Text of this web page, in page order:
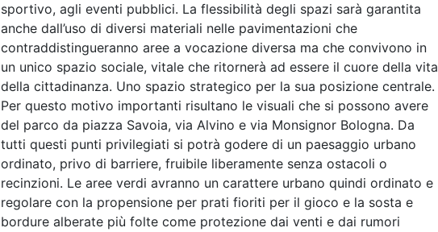
sportivo, agli eventi pubblici. La flessibilità degli spazi sarà garantita
anche dall’uso di diversi materiali nelle pavimentazioni che
contraddistingueranno aree a vocazione diversa ma che convivono in
un unico spazio sociale, vitale che ritornerà ad essere il cuore della vita
della cittadinanza. Uno spazio strategico per la sua posizione centrale.
Per questo motivo importanti risultano le visuali che si possono avere
del parco da piazza Savoia, via Alvino e via Monsignor Bologna. Da
tutti questi punti privilegiati si potrà godere di un paesaggio urbano
ordinato, privo di barriere, fruibile liberamente senza ostacoli o
recinzioni. Le aree verdi avranno un carattere urbano quindi ordinato e
regolare con la propensione per prati fioriti per il gioco e la sosta e
bordure alberate più folte come protezione dai venti e dai rumori